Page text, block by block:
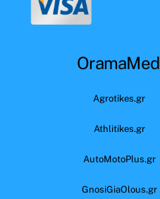
Agrotikes.gr
Athlitikes.gr
AutoMotoPlus.gr
GnosiGiaOlous.gr